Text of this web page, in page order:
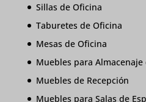
Sillas de Oficina
Taburetes de Oficina
Mesas de Oficina
Muebles para Almacenaje
Muebles de Recepción
Muebles para Salas de